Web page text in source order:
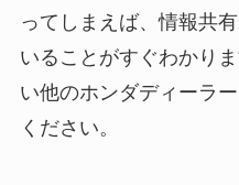
ってしまえば、情報共
いることがすぐわかり
い他のホンダディーラ
ください。